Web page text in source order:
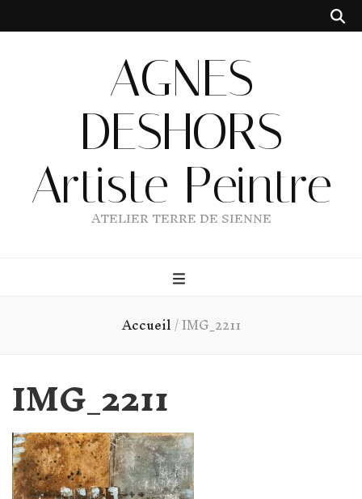
AGNES
DESHORS
Artiste Peintre
ATELIER TERRE DE SIENNE
Accueil/IMG_2211
IMG_2211